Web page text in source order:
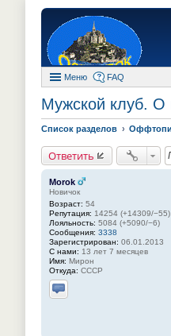
Меню FAQ
Мужской клуб. О
Список разделов
Ответить
Morok
Новичок
Возраст: 54
Репутация: 14254 (+14309/−55)
Лояльность: 5084 (+5090/−6)
Сообщения: 3338
Зарегистрирован: 06.01.2013
С нами: 13 лет 7 месяцев
Имя: Мирон
Откуда: СССР
Отправить личное